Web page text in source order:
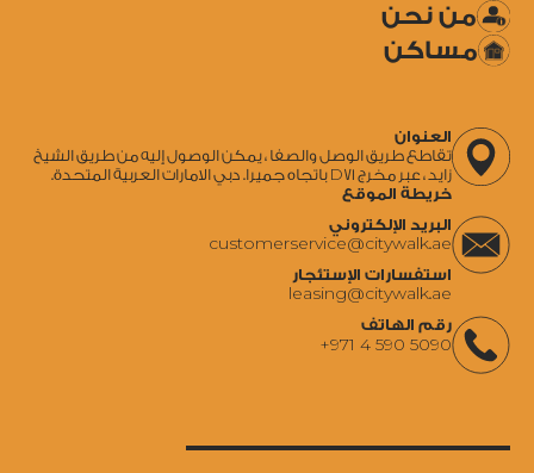
من نحن
مساكن
العنوان
تقاطع طريق الوصل والصفا ، يمكن الوصول إليه من طريق الشيخ
زايد ، عبر مخرج D71 باتجاه جميرا. دبي الامارات العربية المتحدة.
خريطة الموقع
البريد الإلكتروني
‍customerservice@citywalk.ae
استفسارات الإستئجار
‍leasing@citywalk.ae
رقم الهاتف
+971 4 590 5090